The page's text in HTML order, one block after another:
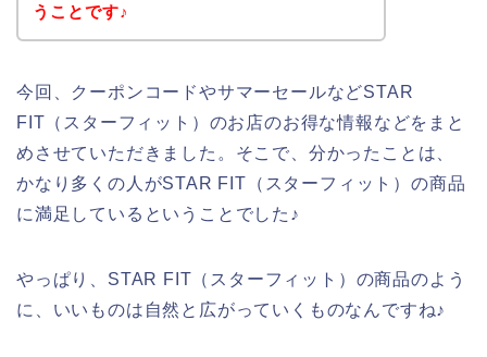
うことです♪
今回、クーポンコードやサマーセールなどSTAR
FIT（スターフィット）のお店のお得な情報などをまと
めさせていただきました。そこで、分かったことは、
かなり多くの人がSTAR FIT（スターフィット）の商品
に満足しているということでした♪
やっぱり、STAR FIT（スターフィット）の商品のよう
に、いいものは自然と広がっていくものなんですね♪